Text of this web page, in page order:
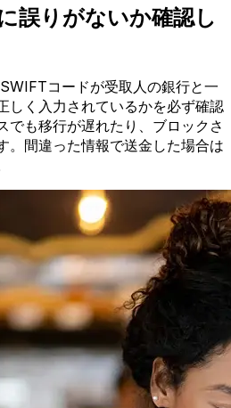
誤りがないか確認し
コードが受取人の銀行と一
しく入力されているかを必ず確認
でも移行が遅れたり、ブロックさ
。間違った情報で送金した場合は